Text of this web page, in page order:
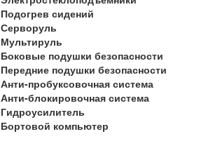
Подогрев сидений
Серворуль
Мультируль
Боковые подушки безопасности
Передние подушки безопасности
Анти-пробуксовочная система
Анти-блокировочная система
Гидроусилитель
Бортовой компьютер